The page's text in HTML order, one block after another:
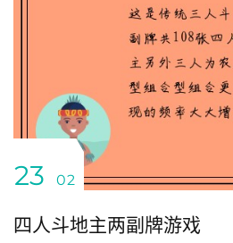
23 02
四人斗地主两副牌游戏